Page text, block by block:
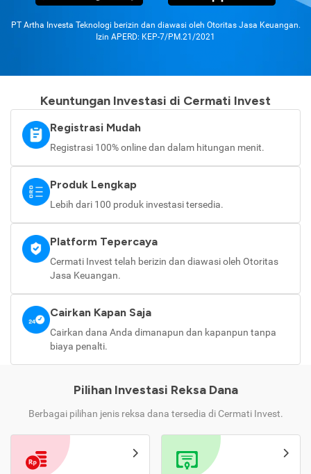
PT Artha Investa Teknologi berizin dan diawasi oleh Otoritas Jasa Keuangan.
Izin APERD: KEP-7/PM.21/2021
Keuntungan Investasi di Cermati Invest
Registrasi Mudah
Registrasi 100% online dan dalam hitungan menit.
Produk Lengkap
Lebih dari 100 produk investasi tersedia.
Platform Tepercaya
Cermati Invest telah berizin dan diawasi oleh Otoritas
Jasa Keuangan.
Cairkan Kapan Saja
Cairkan dana Anda dimanapun dan kapanpun tanpa
biaya penalti.
Pilihan Investasi Reksa Dana
Berbagai pilihan jenis reksa dana tersedia di Cermati Invest.